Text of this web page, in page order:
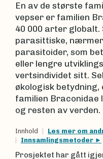
En av de største
vepser er familien
40 000 arter
parasittiske,
parasitoider, som
eller lengre
vertsindividet sitt.
økologisk
familien Braconidae
og resten av verden.
Innhold
Les mer om
Innsamlingsmetoder
Prosjektet har gått